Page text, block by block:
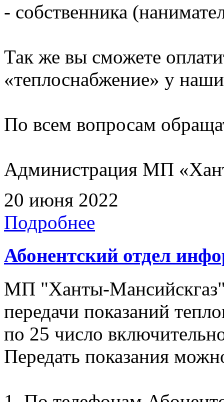
- собственника
Так же вы сможете
«теплоснабжение» у
По всем вопросам
Администрация МП
20 июня 2022
Подробнее
Абонентский отдел
МП "Ханты-Мансийскгаз"
передачи показаний
по 25 число
Передать показания